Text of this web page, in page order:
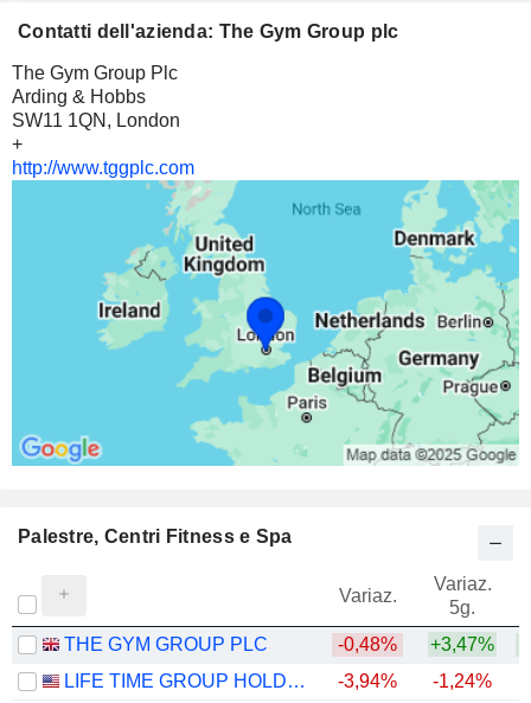
Contatti dell'azienda: The Gym Group plc
The Gym Group Plc
Arding & Hobbs
SW11 1QN, London
+
http://www.tggplc.com
Palestre, Centri Fitness e Spa
Variaz.
Variaz.
5g.
THE GYM GROUP PLC -0,48% +3,47%
LIFE TIME GROUP HOLDINGS, INC.
-3,94% -1,24%